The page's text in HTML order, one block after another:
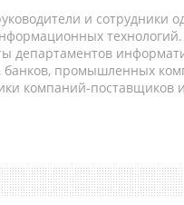
и сотрудники
департаментов
банков, промышленных
компаний-поставщиков